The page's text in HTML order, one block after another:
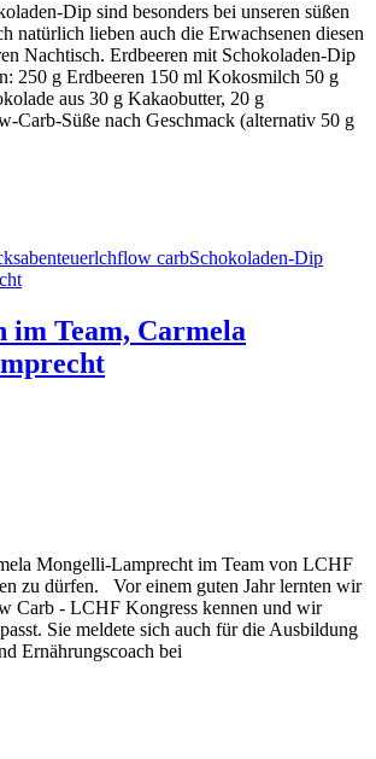
Dip sind besonders bei unseren süßen
natürlich lieben auch die Erwachsenen diesen
Nachtisch. Erdbeeren mit Schokoladen-Dip
250 g Erdbeeren 150 ml Kokosmilch 50 g
aus 30 g Kakaobutter, 20 g
Carb-Süße nach Geschmack (alternativ 50 g
lchflow carbSchokoladen-Dip
im Team, Carmela
Mongelli-Lamprecht im Team von LCHF
zu dürfen. Vor einem guten Jahr lernten wir
Carb - LCHF Kongress kennen und wir
Sie meldete sich auch für die Ausbildung
Ernährungscoach bei